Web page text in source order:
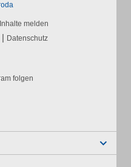
Inhalte melden
| Datenschutz
folgen